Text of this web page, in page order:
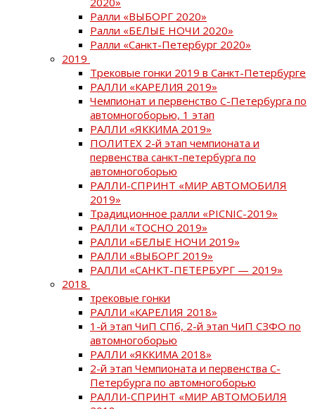
Ралли «ВЫБОРГ 2020»
Ралли «БЕЛЫЕ НОЧИ 2020»
Ралли «Санкт-Петербург 2020»
2019
Трековые гонки 2019 в Санкт-Петербурге
РАЛЛИ «КАРЕЛИЯ 2019»
Чемпионат и первенство С-Петербурга по
автомногоборью, 1 этап
РАЛЛИ «ЯККИМА 2019»
ПОЛИТЕХ 2-й этап чемпионата и
первенства санкт-петербурга по
автомногоборью
РАЛЛИ-СПРИНТ «МИР АВТОМОБИЛЯ
2019»
Традиционное ралли «PICNIC-2019»
РАЛЛИ «ТОСНО 2019»
РАЛЛИ «БЕЛЫЕ НОЧИ 2019»
РАЛЛИ «ВЫБОРГ 2019»
РАЛЛИ «САНКТ-ПЕТЕРБУРГ — 2019»
2018
трековые гонки
РАЛЛИ «КАРЕЛИЯ 2018»
1-й этап ЧиП СПб, 2-й этап ЧиП СЗФО по
автомногоборью
РАЛЛИ «ЯККИМА 2018»
2-й этап Чемпионата и первенства С-
Петербурга по автомногоборью
РАЛЛИ-СПРИНТ «МИР АВТОМОБИЛЯ